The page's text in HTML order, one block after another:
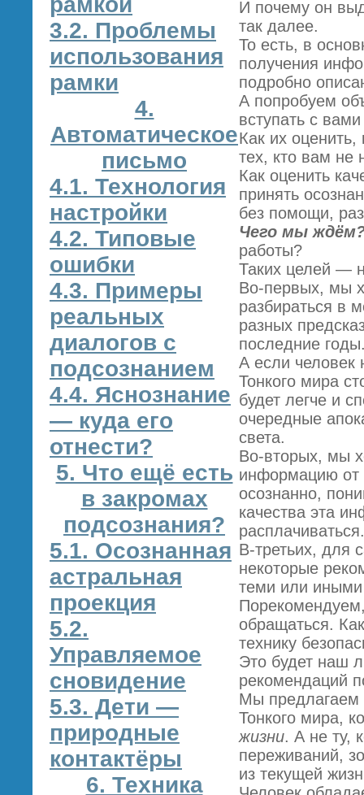
3.2. Проблемы
использования
рамки
4.
Автоматическое
письмо
4.1. Технология
настройки
4.2. Типовые
ошибки
4.3. Примеры
реальных
диалогов с
подсознанием
4.4. Яснознание
— куда его
отнести?
5. Что ещё есть
в закромах
подсознания?
5.1. Осознанная
астральная
проекция
5.2.
Управляемое
сновидение
5.3. Дети —
природные
контактёры
6. Техника
И почему он
так далее.
То есть, в
получения
подробно
А попробуем
вступать с вами
Как их
тех, кто вам не
Как оценить
принять
без помощи,
Чего мы
работы?
Таких целей —
Во-первых, мы
разбираться в
разных
последние
А если человек
Тонкого мира
будет легче и
очередные
света.
Во-вторых, мы
информацию от
осознанно,
качества эта
расплачиваться.
В-третьих, для
некоторые
теми или
обращаться.
технику
Это будет наш
рекомендаций
Мы предлагаем
Тонкого мира,
жизни. А не ту,
переживаний,
из текущей